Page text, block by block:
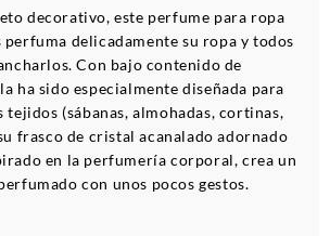
decorativo, este perfume para ropa
perfuma delicadamente su ropa y todos
Con bajo contenido de
ha sido especialmente diseñada para
tejidos (sábanas, almohadas, cortinas,
frasco de cristal acanalado adornado
en la perfumería corporal, crea un
con unos pocos gestos.